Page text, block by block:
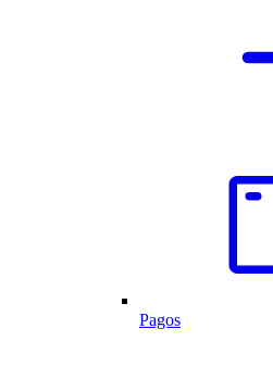
Pagos